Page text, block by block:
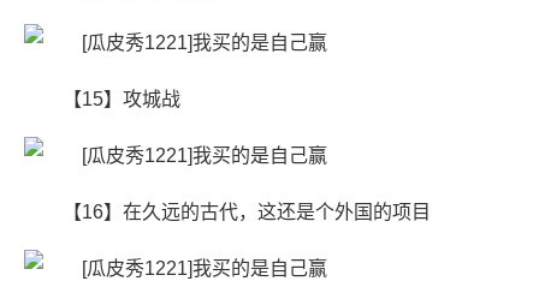
【15】攻城战
【16】在久远的古代，这还是个外国的项目